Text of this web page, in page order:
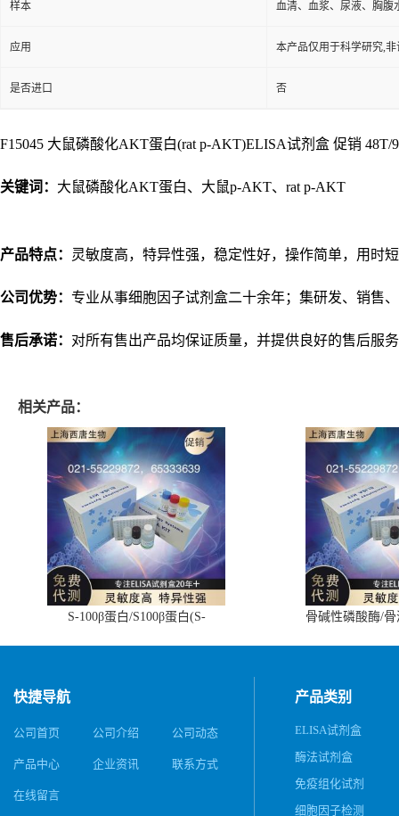
样本 血清、血浆、尿液、胸腹
应用 本产品仅用于科学研究,
是否进口 否
F15045 大鼠磷酸化AKT蛋白(rat p-AKT)ELISA试剂盒 促销 48T/
关键词： 大鼠磷酸化AKT蛋白、大鼠p-AKT、rat p-AKT
产品特点： 灵敏度高，特异性强，稳定性好，操作简单，用时
公司优势： 专业从事细胞因子试剂盒二十余年；集研发、销售
售后承诺： 对所有售出产品均保证质量，并提供良好的售后服
相关产品：
S-100β蛋白/S100β蛋白(S-
骨碱性磷酸酶/
快捷导航
公司首页 公司介绍 公司动态
产品中心 企业资讯 联系方式
在线留言
产品类别
ELISA试剂盒
酶法试剂盒
免疫组化试剂
细胞因子检测